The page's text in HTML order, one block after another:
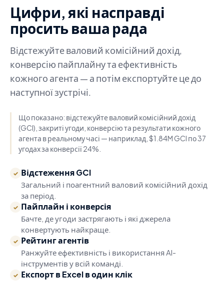
Цифри, які насправді
просить ваша рада
Відстежуйте валовий комісійний дохід,
конверсію пайплайну та ефективність
кожного агента — а потім експортуйте це до
наступної зустрічі.
Що показано: відстежуйте валовий комісійний дохід
(GCI), закриті угоди, конверсію та результати кожного
агента в реальному часі — наприклад, $1.84M GCI по 37
угодах за конверсії 24%.
✓ Відстеження GCI
Загальний і поагентний валовий комісійний дохід
за період.
✓ Пайплайн і конверсія
Бачте, де угоди застрягають і які джерела
конвертують найкраще.
✓ Рейтинг агентів
Ранжуйте ефективність і використання AI-
інструментів у всій команді.
✓ Експорт в Excel в один клік